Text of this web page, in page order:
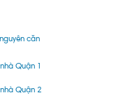
căn
Quận 1
Quận 2